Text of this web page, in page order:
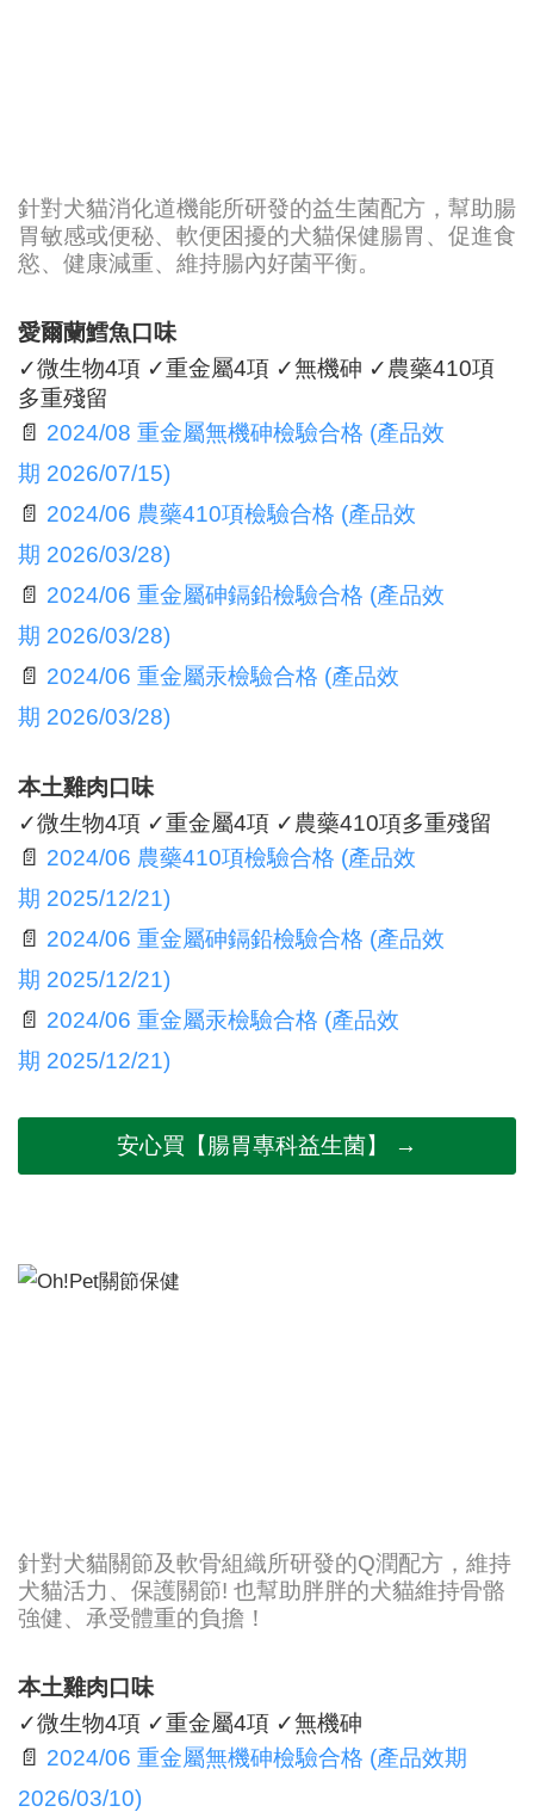
針對犬貓消化道機能所研發的益生菌配方，幫助腸
胃敏感或便秘、軟便困擾的犬貓保健腸胃、促進食
慾、健康減重、維持腸內好菌平衡。
愛爾蘭鱈魚口味
✓微生物4項 ✓重金屬4項 ✓無機砷 ✓農藥410項
多重殘留
📄 2024/08 重金屬無機砷檢驗合格 (產品效
期 2026/07/15)
📄 2024/06 農藥410項檢驗合格 (產品效
期 2026/03/28)
📄 2024/06 重金屬砷鎘鉛檢驗合格 (產品效
期 2026/03/28)
📄 2024/06 重金屬汞檢驗合格 (產品效
期 2026/03/28)
本土雞肉口味
✓微生物4項 ✓重金屬4項 ✓農藥410項多重殘留
📄 2024/06 農藥410項檢驗合格 (產品效
期 2025/12/21)
📄 2024/06 重金屬砷鎘鉛檢驗合格 (產品效
期 2025/12/21)
📄 2024/06 重金屬汞檢驗合格 (產品效
期 2025/12/21)
安心買【腸胃專科益生菌】 →
針對犬貓關節及軟骨組織所研發的Q潤配方，維持
犬貓活力、保護關節! 也幫助胖胖的犬貓維持骨骼
強健、承受體重的負擔！
本土雞肉口味
✓微生物4項 ✓重金屬4項 ✓無機砷
📄 2024/06 重金屬無機砷檢驗合格 (產品效期
2026/03/10)